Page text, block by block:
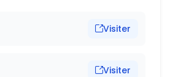
Visiter
Visiter